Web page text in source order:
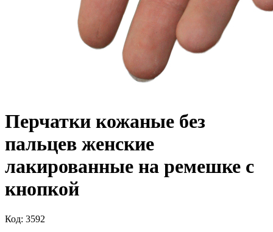
Перчатки кожаные без
пальцев женские
лакированные на ремешке с
кнопкой
Код: 3592